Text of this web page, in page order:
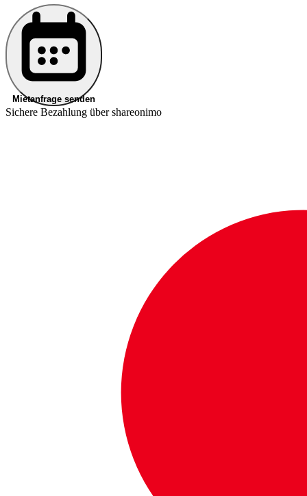
Mietanfrage senden
Sichere Bezahlung über shareonimo